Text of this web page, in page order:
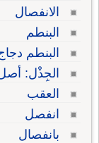
الانفصال
البنطم
البنطم
الجِذْل:
العقب
انفصل
بانفصال